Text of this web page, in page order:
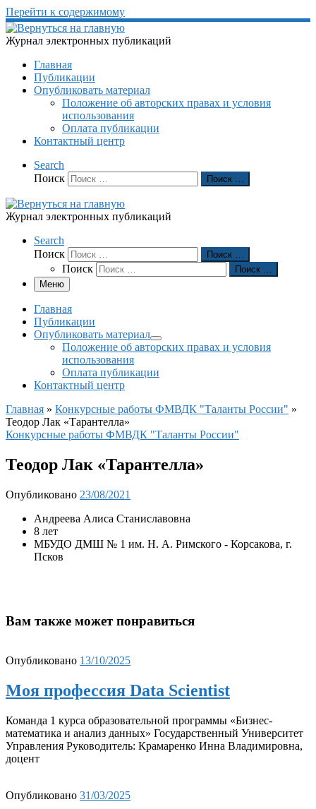
Перейти к содержимому
Журнал электронных публикаций
Главная
Публикации
Опубликовать материал
Положение об авторских правах и условия
использования
Оплата публикации
Контактный центр
Search
Поиск
Поиск …
Журнал электронных публикаций
Search
Поиск
Поиск …
Поиск
Поиск …
Меню
Главная
Публикации
Опубликовать материал
Положение об авторских правах и условия
использования
Оплата публикации
Контактный центр
Главная » Конкурсные работы ФМВДК "Таланты России" »
Теодор Лак «Тарантелла»
Конкурсные работы ФМВДК "Таланты России"
Теодор Лак «Тарантелла»
Опубликовано 23/08/2021
Андреева Алиса Станиславовна
8 лет
МБУДО ДМШ № 1 им. Н. А. Римского - Корсакова, г.
Псков
Вам также может понравиться
Опубликовано 13/10/2025
Моя профессия Data Scientist
Команда 1 курса образовательной программы «Бизнес-
математика и анализ данных» Государственный Университет
Управления Руководитель: Крамаренко Инна Владимировна,
доцент
Опубликовано 31/03/2025